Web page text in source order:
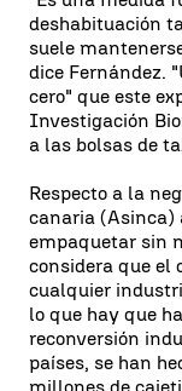
deshabituación
suele
dice Fernández.
cero" que este
Investigación
a las bolsas de
Respecto a la
canaria (Asinca)
empaquetar sin
considera que el
cualquier
lo que hay que
reconversión
países, se han
millones de